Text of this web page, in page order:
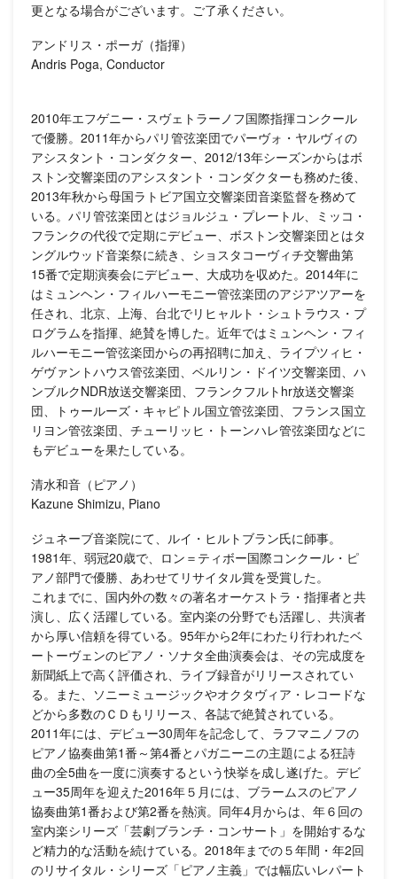
更となる場合がございます。ご了承ください。
アンドリス・ポーガ（指揮）
Andris Poga, Conductor
2010年エフゲニー・スヴェトラーノフ国際指揮コンクール
で優勝。2011年からパリ管弦楽団でパーヴォ・ヤルヴィの
アシスタント・コンダクター、2012/13年シーズンからはボ
ストン交響楽団のアシスタント・コンダクターも務めた後、
2013年秋から母国ラトビア国立交響楽団音楽監督を務めて
いる。パリ管弦楽団とはジョルジュ・プレートル、ミッコ・
フランクの代役で定期にデビュー、ボストン交響楽団とはタ
ングルウッド音楽祭に続き、ショスタコーヴィチ交響曲第
15番で定期演奏会にデビュー、大成功を収めた。2014年に
はミュンヘン・フィルハーモニー管弦楽団のアジアツアーを
任され、北京、上海、台北でリヒャルト・シュトラウス・プ
ログラムを指揮、絶賛を博した。近年ではミュンヘン・フィ
ルハーモニー管弦楽団からの再招聘に加え、ライプツィヒ・
ゲヴァントハウス管弦楽団、ベルリン・ドイツ交響楽団、ハ
ンブルクNDR放送交響楽団、フランクフルトhr放送交響楽
団、トゥールーズ・キャピトル国立管弦楽団、フランス国立
リヨン管弦楽団、チューリッヒ・トーンハレ管弦楽団などに
もデビューを果たしている。
清水和音（ピアノ）
Kazune Shimizu, Piano
ジュネーブ音楽院にて、ルイ・ヒルトブラン氏に師事。
1981年、弱冠20歳で、ロン＝ティボー国際コンクール・ピ
アノ部門で優勝、あわせてリサイタル賞を受賞した。
これまでに、国内外の数々の著名オーケストラ・指揮者と共
演し、広く活躍している。室内楽の分野でも活躍し、共演者
から厚い信頼を得ている。95年から2年にわたり行われたベ
ートーヴェンのピアノ・ソナタ全曲演奏会は、その完成度を
新聞紙上で高く評価され、ライブ録音がリリースされてい
る。また、ソニーミュージックやオクタヴィア・レコードな
どから多数のＣＤもリリース、各誌で絶賛されている。
2011年には、デビュー30周年を記念して、ラフマニノフの
ピアノ協奏曲第1番～第4番とパガニーニの主題による狂詩
曲の全5曲を一度に演奏するという快挙を成し遂げた。デビ
ュー35周年を迎えた2016年５月には、ブラームスのピアノ
協奏曲第1番および第2番を熱演。同年4月からは、年６回の
室内楽シリーズ「芸劇ブランチ・コンサート」を開始するな
ど精力的な活動を続けている。2018年までの５年間・年2回
のリサイタル・シリーズ「ピアノ主義」では幅広いレパート